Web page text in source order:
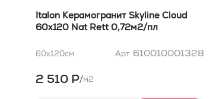
Italon Керамогранит Skyline Cloud
60x120 Nat Rett 0,72м2/пл
60x120см Арт. 610010001328
2 510 Р/м2